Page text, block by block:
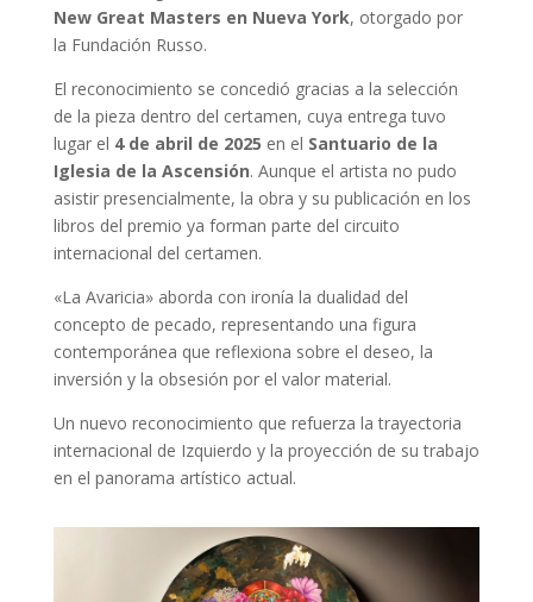
New Great Masters en Nueva York, otorgado por
la Fundación Russo.
El reconocimiento se concedió gracias a la selección
de la pieza dentro del certamen, cuya entrega tuvo
lugar el 4 de abril de 2025 en el Santuario de la
Iglesia de la Ascensión. Aunque el artista no pudo
asistir presencialmente, la obra y su publicación en los
libros del premio ya forman parte del circuito
internacional del certamen.
«La Avaricia» aborda con ironía la dualidad del
concepto de pecado, representando una figura
contemporánea que reflexiona sobre el deseo, la
inversión y la obsesión por el valor material.
Un nuevo reconocimiento que refuerza la trayectoria
internacional de Izquierdo y la proyección de su trabajo
en el panorama artístico actual.